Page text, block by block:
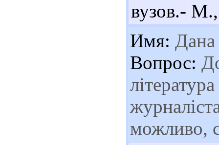
вузов.-
Имя: Дана
Вопрос:
можливо,